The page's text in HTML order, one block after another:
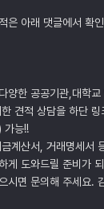
은 아래 댓글에서 확
양한 공공기관,대학
견적 상담을 하단
가능!!
계산서, 거래명세서
게 도와드릴 준비가 되
시면 문의해 주세요.